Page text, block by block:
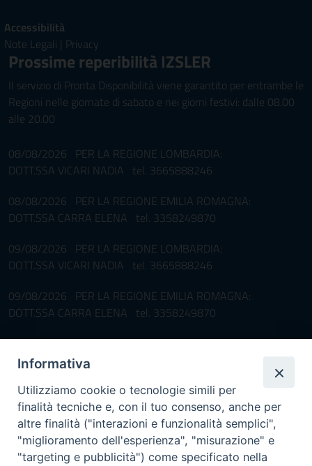
Accessibilità
Note Legali | Privacy
Prossime reperibilità IZSLER
Il servizio di Pronta Disponibilità viene garantito per entrambe le
Regioni nelle giornate di sabato e nei giorni festivi: dalle 08.00
alle 20.00
08/08/2026 PER LA REGIONE LOMBARDIA:
DOTT.SSA VICARI NADIA tel. 3665888246
08/08/2026 PER LA REGIONE EMILIA ROMAGNA:
DOTT.SSA CARRA ELENA tel. 3358249870
09/08/2026 PER LA REGIONE LOMBARDIA:
DOTT.SSA VICARI NADIA tel. 3665888246
09/08/2026 PER LA REGIONE EMILIA ROMAGNA:
DOTT.SSA CARRA ELENA tel. 3358249870
Il servizio di Pronta Disponibilità viene garantito per entrambe le
Regioni nelle giornate di sabato e nei giorni festivi: dalle 08.00
alle 20.00
Accompagnare il campione con la scheda di segnalazione caso
(Link alla Circolare)e la relativa modulistica
Informativa
Utilizziamo cookie o tecnologie simili per
finalità tecniche e, con il tuo consenso, anche per
altre finalità ("interazioni e funzionalità semplici",
"miglioramento dell'esperienza", "misurazione" e
"targeting e pubblicità") come specificato nella